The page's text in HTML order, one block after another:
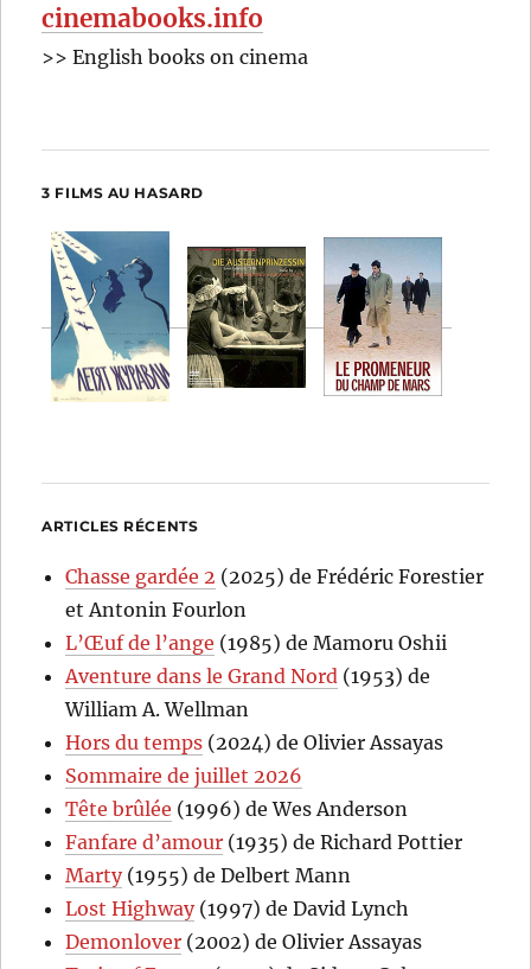
cinemabooks.info
>> English books on cinema
3 FILMS AU HASARD
ARTICLES RÉCENTS
Chasse gardée 2 (2025) de Frédéric Forestier
et Antonin Fourlon
L’Œuf de l’ange (1985) de Mamoru Oshii
Aventure dans le Grand Nord (1953) de
William A. Wellman
Hors du temps (2024) de Olivier Assayas
Sommaire de juillet 2026
Tête brûlée (1996) de Wes Anderson
Fanfare d’amour (1935) de Richard Pottier
Marty(1955) de Delbert Mann
Lost Highway(1997) de David Lynch
Demonlover (2002) de Olivier Assayas